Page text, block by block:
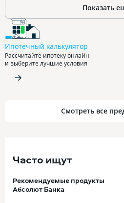
Показать
Ипотечный калькулятор
Рассчитайте ипотеку онлайн
и выберите лучшие условия
Смотреть все
Часто ищут
Рекомендуемые продукты
Абсолют Банка